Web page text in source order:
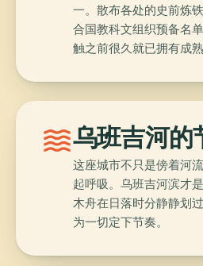
一。散布各处的史前炼
合国教科文组织预备名
触之前很久就已拥有成熟
waves乌班吉河的
这座城市不只是傍着河
起呼吸。乌班吉河滨才
木舟在日落时分静静划
为一切定下节奏。